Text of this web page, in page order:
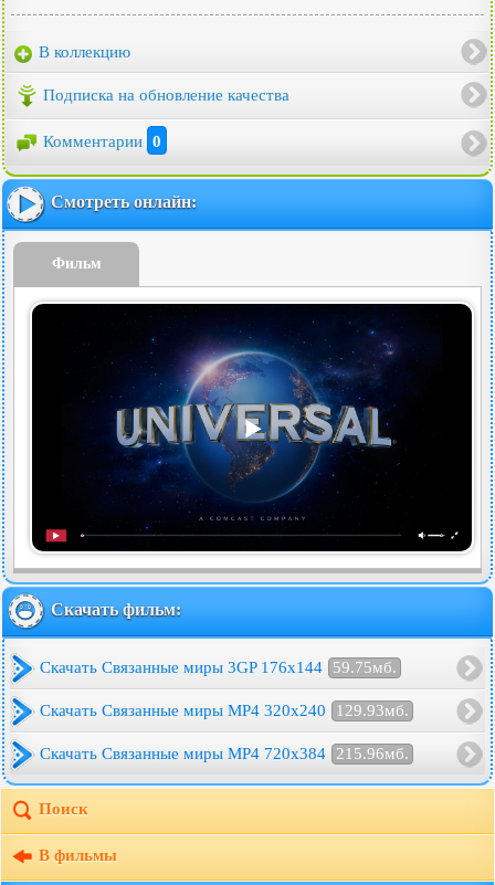
В коллекцию
Подписка на обновление качества
Комментарии 0
Смотреть онлайн:
Фильм
Скачать фильм:
Скачать Связанные миры 3GP 176x144 59.75мб.
Скачать Связанные миры MP4 320x240 129.93мб.
Скачать Связанные миры MP4 720x384 215.96мб.
Поиск
В фильмы